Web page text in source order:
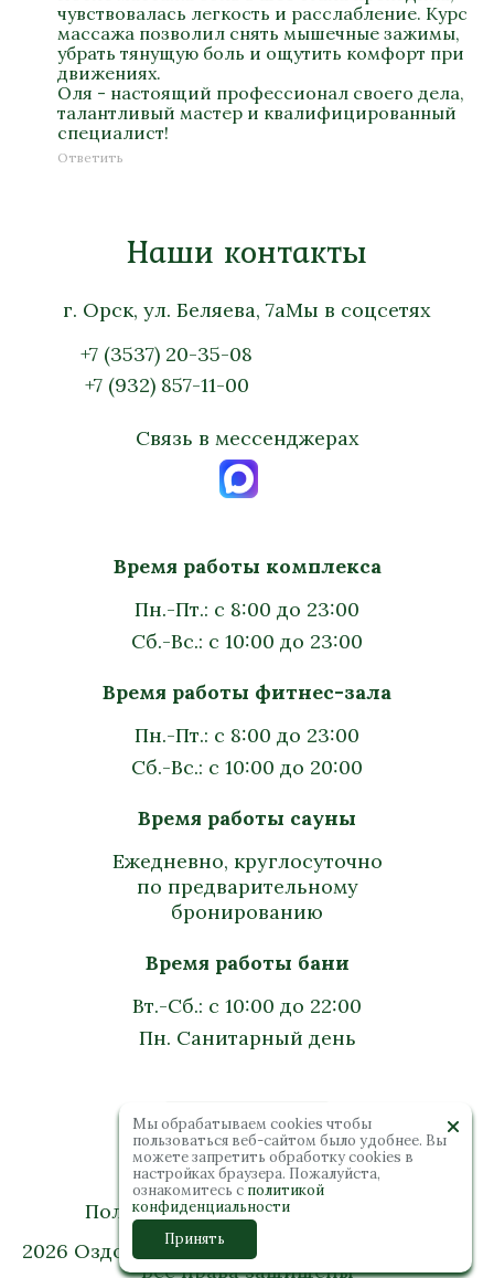
чувствовалась легкость и расслабление. Курс
массажа позволил снять мышечные зажимы,
убрать тянущую боль и ощутить комфорт при
движениях.
Оля - настоящий профессионал своего дела,
талантливый мастер и квалифицированный
специалист!
Ответить
Наши контакты
г. Орск, ул. Беляева, 7а
+7 (3537) 20-35-08
+7 (932) 857-11-00
Мы в соцсетях
Связь в мессенджерах
Время работы комплекса
Пн.-Пт.: с 8:00 до 23:00
Сб.-Вс.: с 10:00 до 23:00
Время работы фитнес-зала
Пн.-Пт.: с 8:00 до 23:00
Сб.-Вс.: с 10:00 до 20:00
Время работы сауны
Ежедневно, круглосуточно
по предварительному
бронированию
Время работы бани
Вт.-Сб.: с 10:00 до 22:00
Пн. Санитарный день
Политика конфиденциальности
2026 Оздоровительный комплекс “Колибри”.
Все права защищены
Мы обрабатываем cookies чтобы
пользоваться веб-сайтом было удобнее. Вы
можете запретить обработку сookies в
настройках браузера. Пожалуйста,
ознакомитесь с политикой
конфиденциальности
Принять